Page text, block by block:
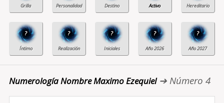
? ? ? ? ?
Numerología Nombre Maximo Ezequiel➔ Número 4